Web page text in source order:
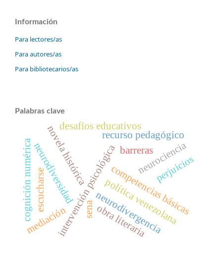
Información
Para lectores/as
Para autores/as
Para bibliotecarios/as
Palabras clave
intervención psicológicapolítica venezolana
neurodivergencia
neurodiversidad competencias básicas
neurociencia
mediación
recurso pedagógico
novela histórica
obra literaria
desafíos educativos
sena
cognición numérica barreras
escucharse perjuicios